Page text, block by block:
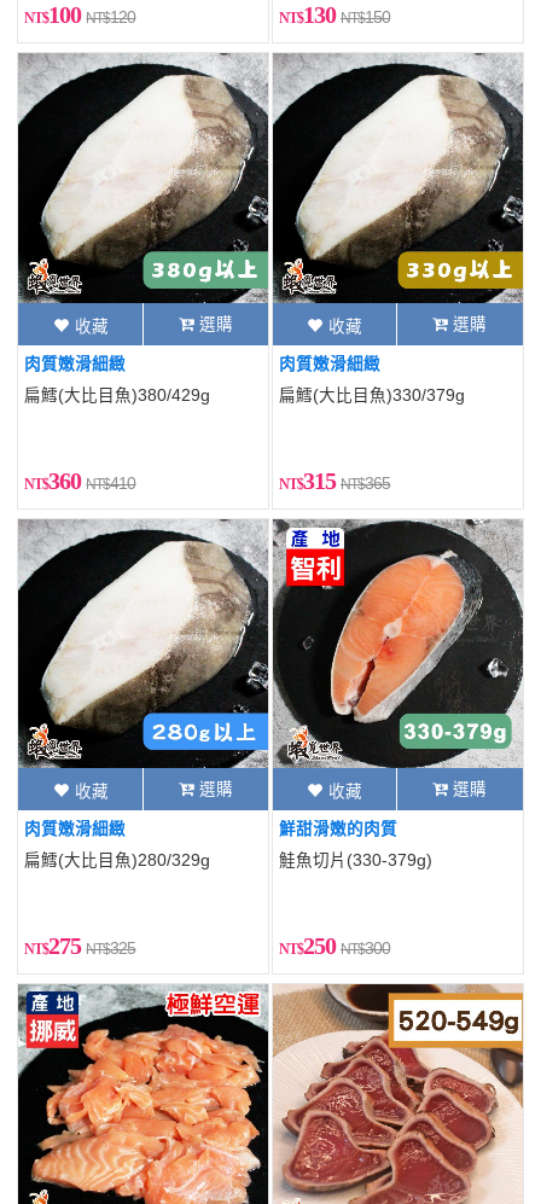
100 120 130 150
收藏 選購
肉質嫩滑細緻
扁鱈(大比目魚)380/429g
360 410
收藏 選購
肉質嫩滑細緻
扁鱈(大比目魚)330/379g
315 365
收藏 選購
肉質嫩滑細緻
扁鱈(大比目魚)280/329g
275 325
收藏 選購
鮮甜滑嫩的肉質
鮭魚切片(330-379g)
250 300